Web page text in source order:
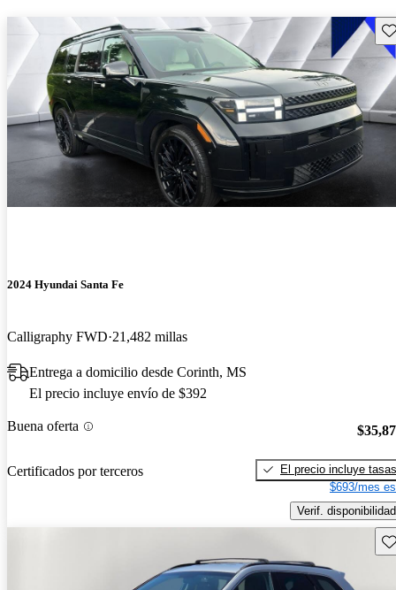
2024 Hyundai Santa Fe
Calligraphy FWD 21,482 millas
Entrega a domicilio desde Corinth, MS
El precio incluye envío de $392
Buena oferta
Certificados por terceros
El precio incluye tasas
$693/mes
Verif. disponibilidad